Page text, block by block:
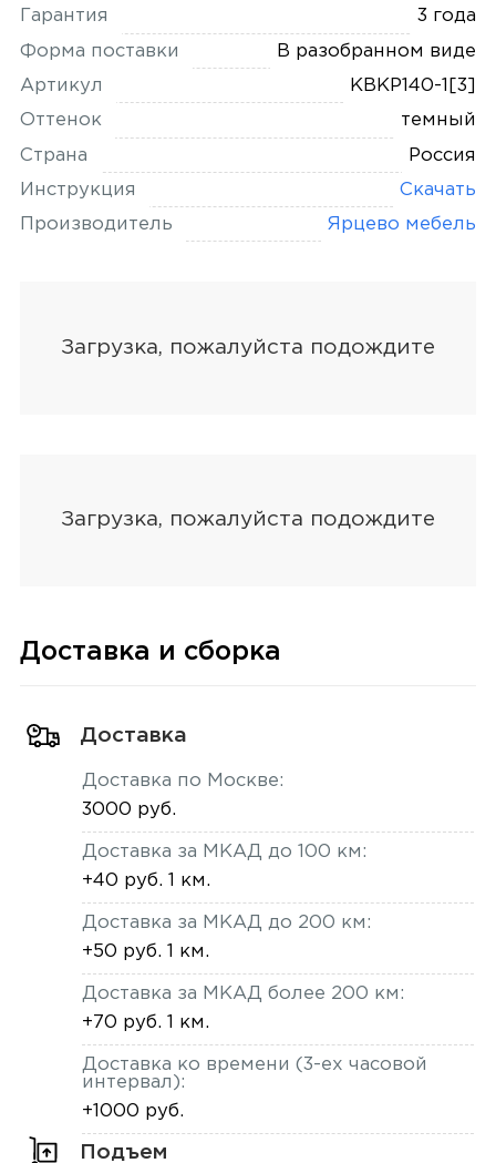
Гарантия 3 года
Форма поставки В разобранном виде
Артикул КВКР140-1[3]
Оттенок темный
Страна Россия
Инструкция Скачать
Производитель Ярцево мебель
Доставка и сборка
Доставка
Доставка по Москве:
3000 руб.
Доставка за МКАД до 100 км:
+40 руб. 1 км.
Доставка за МКАД до 200 км:
+50 руб. 1 км.
Доставка за МКАД более 200 км:
+70 руб. 1 км.
Доставка ко времени (3-ех часовой
интервал):
+1000 руб.
Подъем